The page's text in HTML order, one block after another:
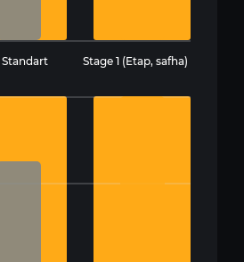
Standart Stage 1 (Etap, safha)